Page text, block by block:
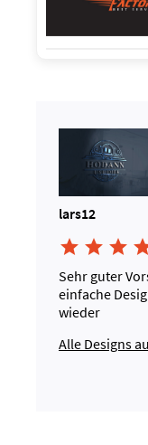
lars12
  
Sehr guter
einfache
wieder
Alle Designs